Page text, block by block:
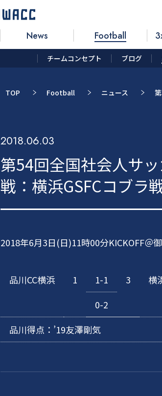
News Football
チームコンセプト ブログ
TOP Football ニュース
2018.06.03
第54回全国社会人サ
戦：横浜GSFCコブラ
2018年6月3日(日)11時00分KICKOFF＠
品川CC横浜 1 1-1 3
横
0-2
品川得点：’19友澤剛気